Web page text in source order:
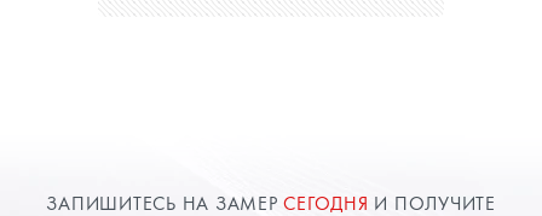
ЗАПИШИТЕСЬ НА ЗАМЕРСЕГОДНЯ И ПОЛУЧИТЕ